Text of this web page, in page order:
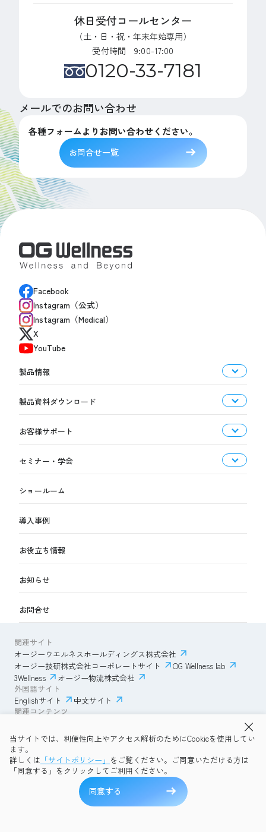
当サイトでは、利便性向上やアクセス解析のためにCookieを使用してい
ます。
詳しくは 「サイトポリシー」 をご覧ください。ご同意いただける方は
「同意する」をクリックしてご利用ください。
同意する
休日受付コールセンター
（土・日・祝・年末年始専用）
受付時間 9:00-17:00
0120-33-7181
メールでのお問い合わせ
各種フォームよりお問い合わせください。
お問合せ一覧
Facebook
Instagram（公式）
Instagram（Medical）
X
YouTube
製品情報
製品資料ダウンロード
お客様サポート
セミナー・学会
ショールーム
導入事例
お役立ち情報
お知らせ
お問合せ
関連サイト
オージーウエルネスホールディングス株式会社
オージー技研株式会社コーポレートサイト
OG Wellness lab
3Wellness
オージー物流株式会社
外国語サイト
Englishサイト
中文サイト
関連コンテンツ
透明性ガイドライン
プライバシーポリシー
OG Wellness会員規約
コミュニティガイドライン
サイトマップ
Copyright © 2026 OG Wellness Co., Ltd. All rights reserved.